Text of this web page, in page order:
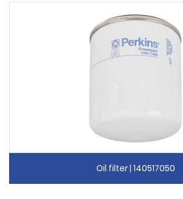
Oil filter | 140517050